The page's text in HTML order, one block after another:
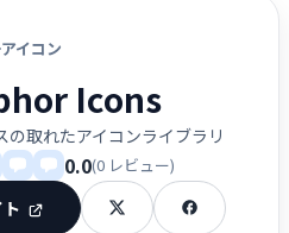
イコン
Icons
の取れたアイコンライブラリ
0.0(0 レビュー)